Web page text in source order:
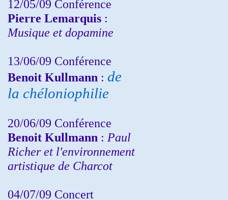
12/05/09 Conférence
Pierre Lemarquis :
Musique et dopamine
13/06/09 Conférence
Benoit Kullmann : de
la chéloniophilie
20/06/09 Conférence
Benoit Kullmann : Paul
Richer et l'environnement
artistique de Charcot
04/07/09 Concert